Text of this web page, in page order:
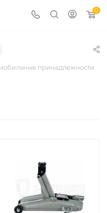
0
принадлежности